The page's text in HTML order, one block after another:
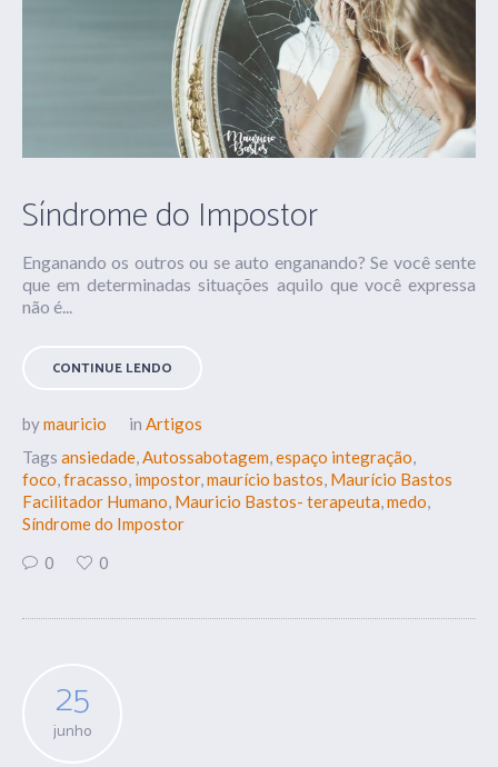
Síndrome do Impostor
Enganando os outros ou se auto enganando? Se você sente
que em determinadas situações aquilo que você expressa
não é...
CONTINUE LENDO
bymauricio in Artigos
Tags ansiedade,Autossabotagem,espaço integração,
foco,fracasso, impostor,maurício bastos, Maurício Bastos
Facilitador Humano, Mauricio Bastos- terapeuta,medo,
Síndrome do Impostor
0
0
25
junho